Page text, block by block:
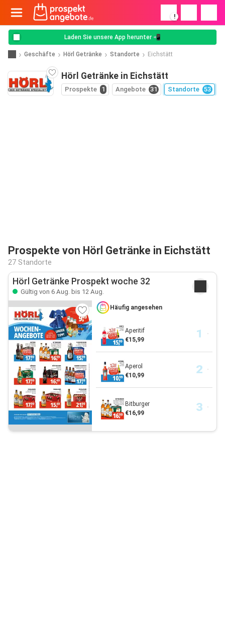
!
Laden Sie unsere App herunter 📲
Geschäfte Hörl Getränke Standorte Eichstätt
Hörl Getränke in Eichstätt
Prospekte 1 Angebote 31 Standorte 53
Prospekte von Hörl Getränke in Eichstätt
27 Standorte
Hörl Getränke Prospekt woche 32
Gültig von 6 Aug. bis 12 Aug.
Häufig angesehen
Aperitif
€15,99
Aperol
€10,99
Bitburger
€16,99